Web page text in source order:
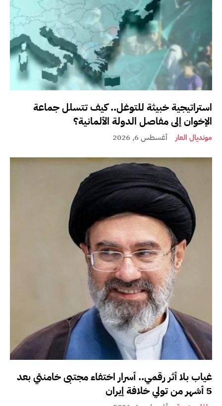
استراتيجية خبيثة للتوغل.. كيف تتسلل جماعة
الإخوان إلى مفاصل الدولة الألمانية؟
مونديال العار أغسطس 6, 2026
غياب بلا أثر رقمي.. أسرار اختفاء مجتبى خامنئي بعد
5 أشهر من تولي خلافة إيران